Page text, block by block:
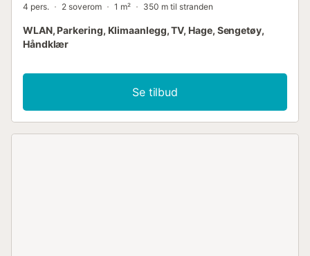
4 pers. 2 soverom 1 m² 350 m til stranden
WLAN, Parkering, Klimaanlegg, TV, Hage, Sengetøy,
Håndklær
Se tilbud